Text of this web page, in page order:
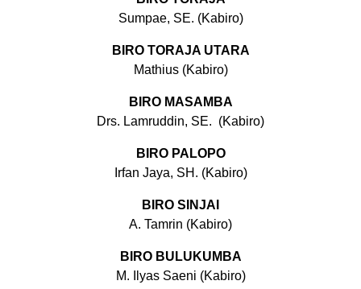
Sumpae, SE. (Kabiro)
BIRO TORAJA UTARA
Mathius (Kabiro)
BIRO MASAMBA
Drs. Lamruddin, SE. (Kabiro)
BIRO PALOPO
Irfan Jaya, SH. (Kabiro)
BIRO SINJAI
A. Tamrin (Kabiro)
BIRO BULUKUMBA
M. Ilyas Saeni (Kabiro)